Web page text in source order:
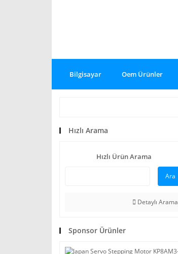
Bilgisayar Oem Ürünler
Hızlı Arama
Hızlı Ürün Arama
Ara
Detaylı Arama
Sponsor Ürünler